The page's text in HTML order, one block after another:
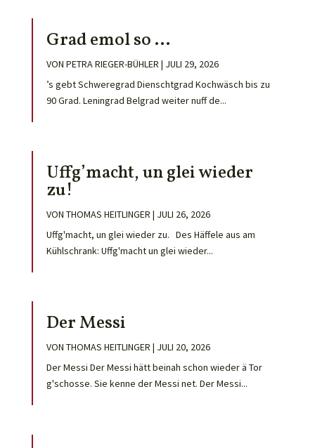
Grad emol so …
VON PETRA RIEGER-BÜHLER | JULI 29, 2026
’s gebt Schweregrad Dienschtgrad Kochwäsch bis zu
90 Grad. Leningrad Belgrad weiter nuff de...
Uffg’macht, un glei wieder
zu!
VON THOMAS HEITLINGER | JULI 26, 2026
Uffg'macht, un glei wieder zu. Des Häffele aus am
Kühlschrank: Uffg'macht un glei wieder...
Der Messi
VON THOMAS HEITLINGER | JULI 20, 2026
Der Messi Der Messi hätt beinah schon wieder ä Tor
g'schosse. Sie kenne der Messi net. Der Messi...